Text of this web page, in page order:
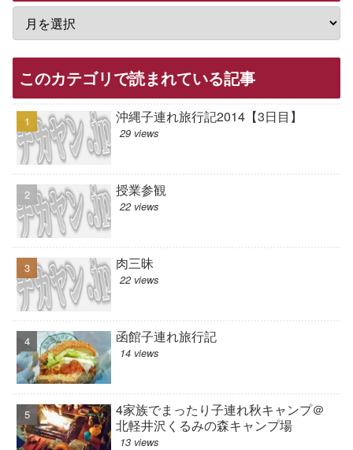
このカテゴリで読まれている記事
沖縄子連れ旅行記2014【3日目】
29 views
授業参観
22 views
肉三昧
22 views
函館子連れ旅行記
14 views
4家族でまったり子連れ秋キャンプ＠
北軽井沢くるみの森キャンプ場
13 views